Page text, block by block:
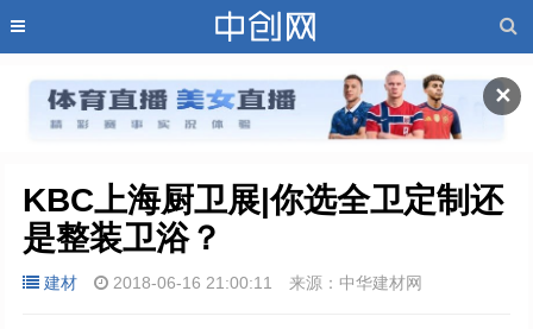
✕
KBC上海厨卫展|你选全卫定制还
是整装卫浴？
建材 2018-06-16 21:00:11 来源：中华建材网